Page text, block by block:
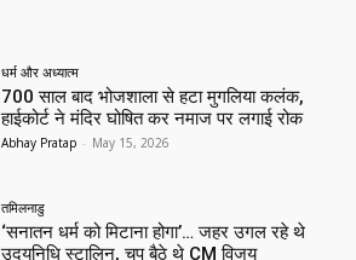
धर्म और अध्यात्म
700 साल बाद भोजशाला से हटा मुगलिया कलंक,
हाईकोर्ट ने मंदिर घोषित कर नमाज पर लगाई रोक
Abhay Pratap - May 15, 2026
तमिलनाडु
‘सनातन धर्म को मिटाना होगा’… जहर उगल रहे थे
उदयनिधि स्टालिन, चुप बैठे थे CM विजय